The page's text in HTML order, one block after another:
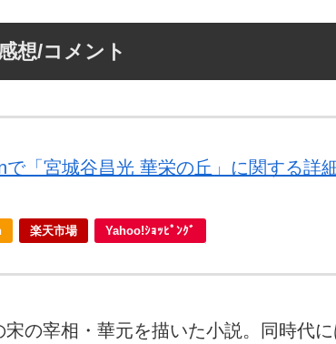
想/コメント
で「宮城谷昌光 華栄の丘」に関する詳
楽天市場 Yahoo!ｼｮｯﾋﾟﾝｸﾞ
宋の宰相・華元を描いた小説。同時代